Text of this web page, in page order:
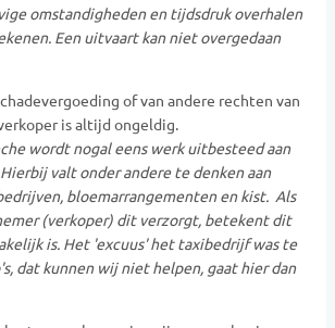
omstandigheden en tijdsdruk overhalen
Een uitvaart kan niet overgedaan
of van andere rechten van
is altijd ongeldig.
wordt nogal eens werk uitbesteed aan
valt onder andere te denken aan
bloemarrangementen en kist. Als
(verkoper) dit verzorgt, betekent dit
is. Het 'excuus' het taxibedrijf was te
dat kunnen wij niet helpen, gaat hier dan